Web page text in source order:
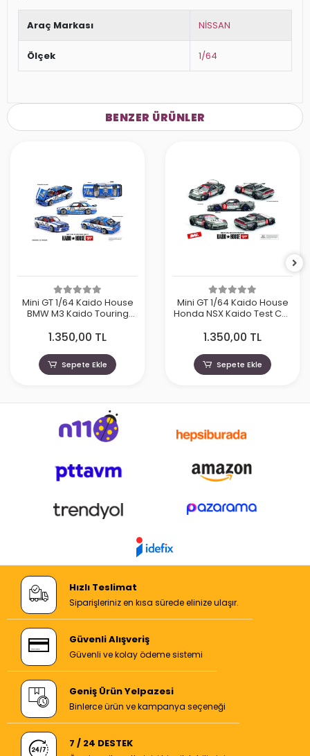
Araç Markası NİSSAN
Ölçek 1/64
BENZER ÜRÜNLER
Mini GT 1/64 Kaido House
BMW M3 Kaido Touring
1.350,00 TL
Sepete Ekle
Mini GT 1/64 Kaido House
Honda NSX Kaido Test Car
1.350,00 TL
Sepete Ekle
Hızlı Teslimat
Siparişleriniz en kısa sürede elinize ulaşır.
Güvenli Alışveriş
Güvenli ve kolay ödeme sistemi
Geniş Ürün Yelpazesi
Binlerce ürün ve kampanya seçeneği
7 / 24 DESTEK